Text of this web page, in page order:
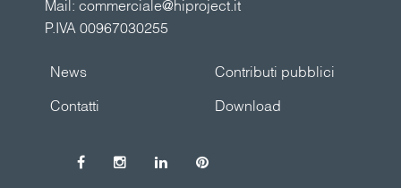
Mail: commerciale@hiproject.it
P.IVA 00967030255
Contributi pubblici
News
Download
Contatti